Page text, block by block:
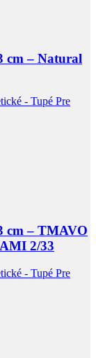
cm – Natural
- Tupé Pre
cm – TMAVO
2/33
- Tupé Pre